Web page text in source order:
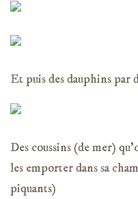
Et puis des dauphins par
Des coussins (de mer)
les emporter dans sa
piquants)